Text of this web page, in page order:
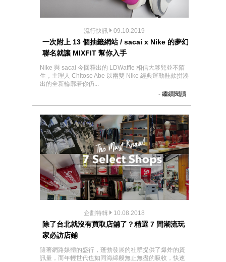
流行快訊 09.10.2019
一次附上 13 個抽籤網站 / sacai x Nike 的夢幻
聯名就讓 MIXFIT 幫你入手
Nike 與 sacai 今回釋出的 LDWaffle 相信大夥兒並不陌
生，主理人 Chitose Abe 以兩雙 Nike 經典運動鞋款拼湊
出的全新輪廓若你仍...
- 繼續閱讀
企劃特輯 10.08.2018
除了台北就沒有買取店舖了？精選 7 間潮流玩
家必訪店鋪
隨著網路媒體的盛行，蓬勃發展的社群提供了爆炸的資
訊量，而年輕世代也如同海綿般無止無盡的吸收，快速